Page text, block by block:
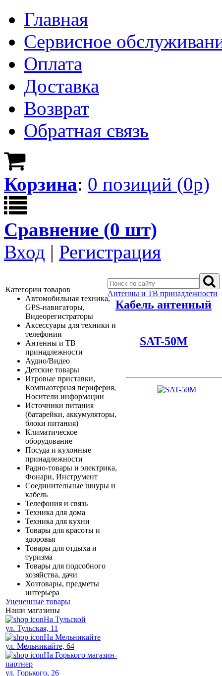
Главная
Сервисное
Оплата
Доставка
Возврат
Обратная связь
Корзина: 0 позиций (0р)
Сравнение (0 шт)
Вход | Регистрация
Категории товаров
Автомобильная техника,
GPS-навигаторы,
Видеорегистраторы
Аксессуары для техники и
телефонии
Антенны и ТВ
принадлежности
Аудио/Видео
Детские товары
Игровые приставки,
Компьютерная периферия,
Носители информации
Источники питания
(батарейки, аккумуляторы,
блоки питания)
Климатическое
оборудование
Посуда и кухонные
принадлежности
Радио-товары и электрика,
Фонари, Инструмент
Соединительные шнуры и
кабель
Телефония и связь
Техника для дома
Техника для кухни
Товары для красоты и
здоровья
Товары для отдыха и
туризма
Товары для подсобного
хозяйства, дачи
Хозтовары, предметы
интерьера
Уцененные товары
Наши магазины
На Тульской
ул. Тульская, 11
На Мельникайте
ул. Мельникайте, 64
На Горького магазин-
партнер
ул. Горького, 26
Антенны и ТВ принадлежности
Кабель антенный
SAT-50M